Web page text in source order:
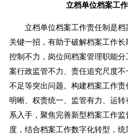
立档单位档案工
立档单位档案工作责任制是
关键一招，有助于破解档案工作
控制不力，岗位间档案管理职能
案行政监管不力、责任追究尺度
不足等突出问题。构建档案工作
明晰、权责统一、监管有力、运
系入手，聚焦完善新型档案工作监
度，结合档案工作数字化转型，